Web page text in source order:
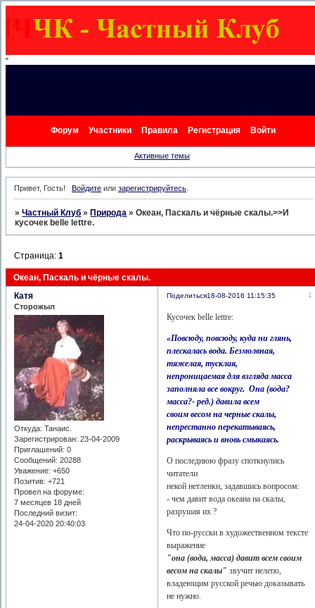
"
Форум Участники Правила Регистрация Войти
Активные темы
Привет, Гость! Войдитеили зарегистрируйтесь.
»Частный Клуб »Природа »Океан, Паскаль и чёрные скалы.>>И
кусочек belle lettre.
Океан, Паскаль и чёрные скалы.
Страница:1
Поделиться 1
18-08-2016 11:15:35
Катя
Сторожыл
Откуда: Танаис.
Зарегистрирован: 23-04-2009
Приглашений: 0
Сообщений: 20288
Уважение: +650
Позитив: +721
Провел на форуме:
7 месяцев 18 дней
Последний визит:
24-04-2020 20:40:03
Кусочек belle lettre:
«Повсюду, повсюду, куда ни глянь,
плескалась вода. Безмолвная,
тяжелая, тусклая,
непроницаемая для взгляда масса
заполняла все вокруг. Она (вода?
масса?- ред.) давила всем
своим весом на черные скалы,
непрестанно перекатываясь,
раскрываясь и вновь смыкаясь.
О последнюю фразу споткнулись
читатели
некой нетленки, задавшись вопросом:
- чем давит вода океана на скалы,
разрушая их ?
Что по-русски в художественном тексте
выражение
"она (вода, масса) давит всем своим
весом на скалы" звучит нелепо,
владеющим русской речью доказывать
не нужно.